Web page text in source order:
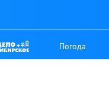
Погода